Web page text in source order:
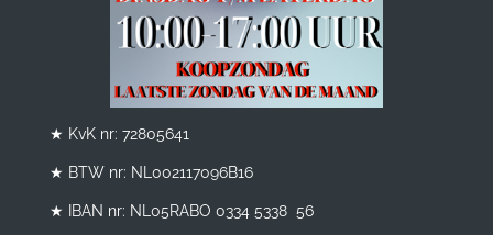
★ KvK nr: 72805641
★ BTW nr: NL002117096B16
★ IBAN nr: NL05RABO 0334 5338 56